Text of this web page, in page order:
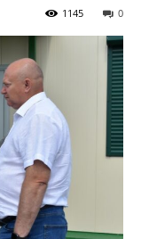
0
1145